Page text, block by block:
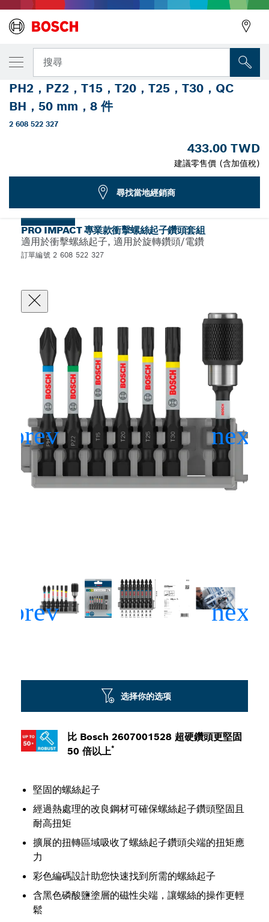
搜尋
...
PRO Impact 抗衝擊螺絲起子鑽頭套裝，附 Quick Change 鑽頭固
定座和 Pick and Click 索引
PRO
PRO IMPACT 專業款衝擊螺絲起子鑽頭套組
適用於衝擊螺絲起子, 適用於旋轉鑽頭/電鑽
訂單編號 2 608 522 327
比 Bosch 2607001528 超硬鑽頭更堅固
50 倍以上*
堅固的螺絲起子
經過熱處理的改良鋼材可確保螺絲起子鑽頭堅固且
耐高扭矩
擴展的扭轉區域吸收了螺絲起子鑽頭尖端的扭矩應
力
彩色編碼設計助您快速找到所需的螺絲起子
含黑色磷酸鹽塗層的磁性尖端，讓螺絲的操作更輕
鬆
选择你的选项
您選取的款式
附帶 Quick Change 鑽頭固定座和 Pick and
Click 索引的 PRO Impact 抗衝擊套裝，
PH2，PZ2，T15，T20，T25，T30，QC
BH，50 mm，8 件
2 608 522 327
433.00 TWD
建議零售價 (含加值稅)
尋找當地經銷商